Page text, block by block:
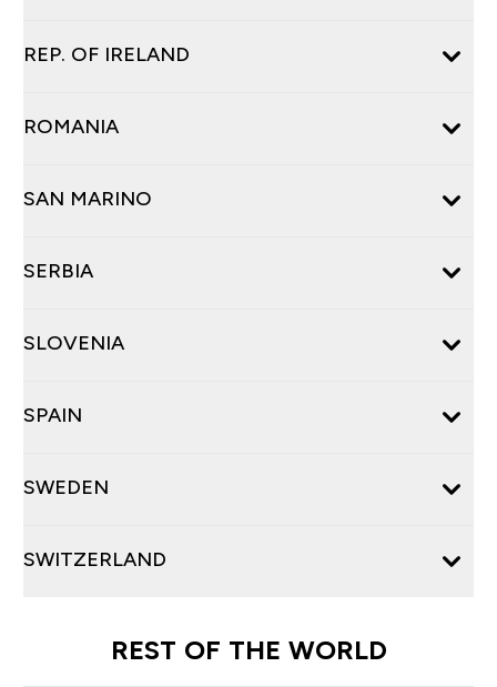
REP. OF IRELAND
ROMANIA
SAN MARINO
SERBIA
SLOVENIA
SPAIN
SWEDEN
SWITZERLAND
REST OF THE WORLD